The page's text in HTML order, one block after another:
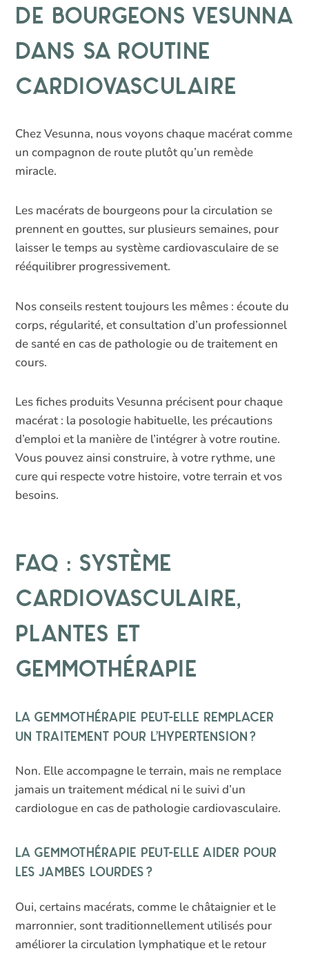
de bourgeons Vesunna
dans sa routine
cardiovasculaire
Chez Vesunna, nous voyons chaque macérat comme
un compagnon de route plutôt qu’un remède
miracle.
Les macérats de bourgeons pour la circulation se
prennent en gouttes, sur plusieurs semaines, pour
laisser le temps au système cardiovasculaire de se
rééquilibrer progressivement.
Nos conseils restent toujours les mêmes : écoute du
corps, régularité, et consultation d’un professionnel
de santé en cas de pathologie ou de traitement en
cours.
Les fiches produits Vesunna précisent pour chaque
macérat : la posologie habituelle, les précautions
d’emploi et la manière de l’intégrer à votre routine.
Vous pouvez ainsi construire, à votre rythme, une
cure qui respecte votre histoire, votre terrain et vos
besoins.
FAQ : système
cardiovasculaire,
plantes et
gemmothérapie
La gemmothérapie peut-elle remplacer
un traitement pour l’hypertension ?
Non. Elle accompagne le terrain, mais ne remplace
jamais un traitement médical ni le suivi d’un
cardiologue en cas de pathologie cardiovasculaire.
La gemmothérapie peut-elle aider pour
les jambes lourdes ?
Oui, certains macérats, comme le châtaignier et le
marronnier, sont traditionnellement utilisés pour
améliorer la circulation lymphatique et le retour